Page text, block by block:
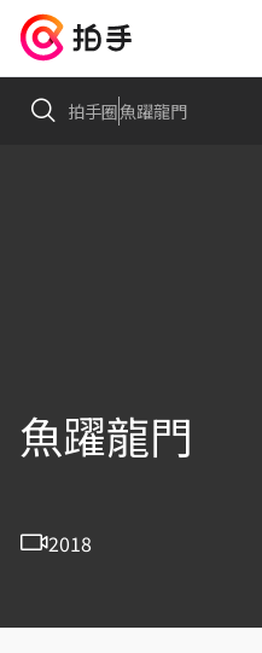
拍手圈魚躍龍門
魚躍龍門
2018